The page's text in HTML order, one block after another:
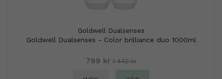
Goldwell Dualsenses
Goldwell Dualsenses - Color brilliance duo 1000ml
799 kr 1 442 kr